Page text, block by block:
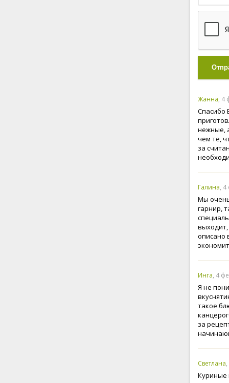
Жанна, 4
Спасибо
нежные,
чем те,
за
Галина, 4
Мы
гарнир,
описано
Инга, 4
Я не
такое
за
Светлана
Куриные